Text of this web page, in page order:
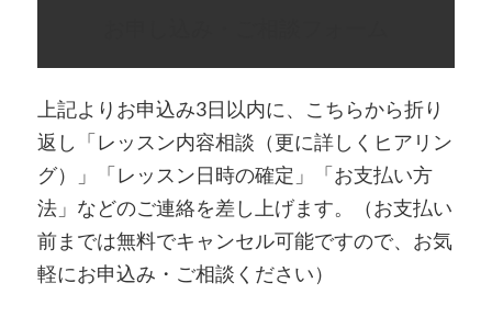
上記よりお申込み3日以内に、こちらから折り
返し「レッスン内容相談（更に詳しくヒアリン
グ）」「レッスン日時の確定」「お支払い方
法」などのご連絡を差し上げます。（お支払い
前までは無料でキャンセル可能ですので、お気
軽にお申込み・ご相談ください）